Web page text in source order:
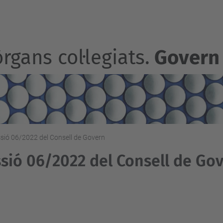
col·legiats. Govern
06/2022 del Consell de Govern
06/2022 del Consell de